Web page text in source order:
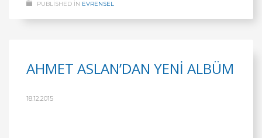
PUBLISHED IN EVRENSEL
AHMET ASLAN’DAN YENİ ALBÜM
18.12.2015